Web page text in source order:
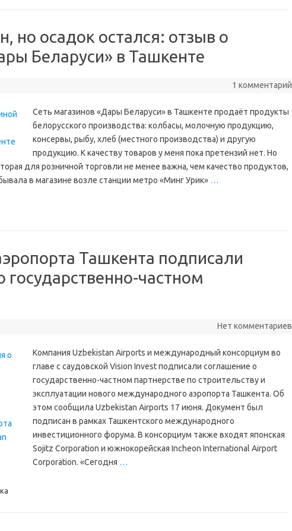
но осадок остался: отзыв о
Беларуси» в Ташкенте
1 комментарий
Сеть магазинов «Дары Беларуси» в Ташкенте продаёт продукты
белорусского производства: колбасы, молочную продукцию,
консервы, рыбу, хлеб (местного производства) и другую
продукцию. К качеству товаров у меня пока претензий нет. Но
для розничной торговли не менее важна, чем качество продуктов,
в магазине возле станции метро «Минг Урик» …
Ташкента подписали
государственно-частном
Нет комментариев
Компания Uzbekistan Airports и международный консорциум во
главе с саудовской Vision Invest подписали соглашение о
государственно-частном партнерстве по строительству и
эксплуатации нового международного аэропорта Ташкента. Об
этом сообщила Uzbekistan Airports 17 июня. Документ был
подписан в рамках Ташкентского международного
инвестиционного форума. В консорциум также входят японская
Sojitz Corporation и южнокорейская Incheon International Airport
Corporation. «Сегодня …